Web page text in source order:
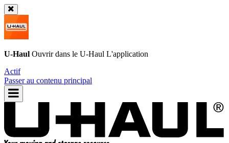
U-Haul Ouvrir dans le U-Haul L'application
Actif
Passer au contenu principal